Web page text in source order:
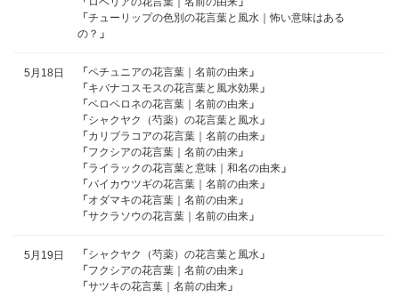
「 チューリップの色別の花言葉と風水｜怖い意味はある
の？ 」
5月18日 「 ペチュニアの花言葉｜名前の由来 」
「 キバナコスモスの花言葉と風水効果 」
「 ベロペロネの花言葉｜名前の由来 」
「 シャクヤク（芍薬）の花言葉と風水 」
「 カリブラコアの花言葉｜名前の由来 」
「 フクシアの花言葉｜名前の由来 」
「 ライラックの花言葉と意味｜和名の由来 」
「 バイカウツギの花言葉｜名前の由来 」
「 オダマキの花言葉｜名前の由来 」
「 サクラソウの花言葉｜名前の由来 」
5月19日 「 シャクヤク（芍薬）の花言葉と風水 」
「 フクシアの花言葉｜名前の由来 」
「 サツキの花言葉｜名前の由来 」